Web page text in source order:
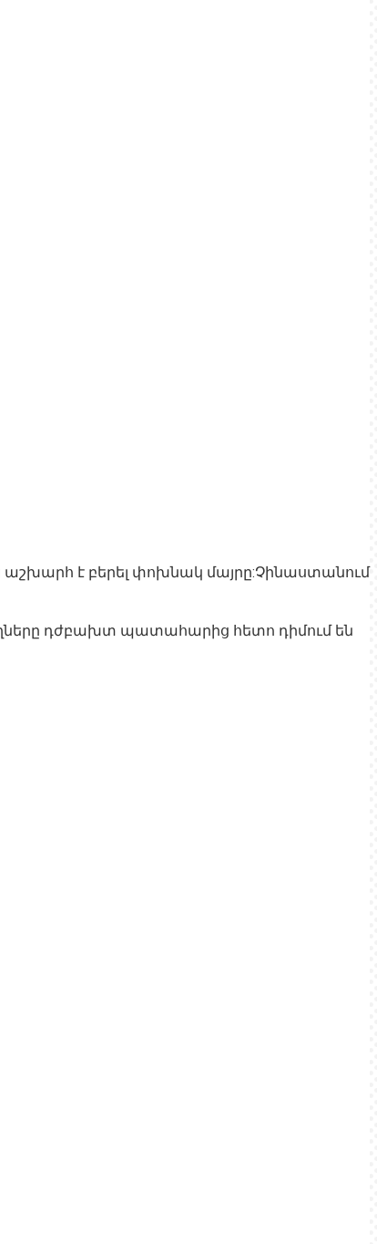
աշխարհ է բերել փոխնակ մայրը:Չինաստանում
դժբախտ պատահարից հետո դիմում են